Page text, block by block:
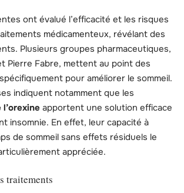
ont évalué l’efficacité et les risques
médicamenteux, révélant des
Plusieurs groupes pharmaceutiques,
Pierre Fabre, mettent au point des
pour améliorer le sommeil.
indiquent notamment que les
apportent une solution efficace
insomnie. En effet, leur capacité à
de sommeil sans effets résiduels le
appréciée.
traitements